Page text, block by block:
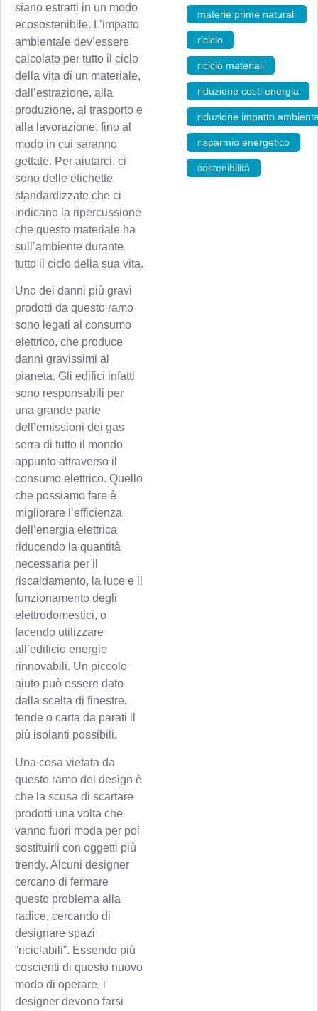
siano estratti in un modo
ecosostenibile. L’impatto
ambientale dev’essere
calcolato per tutto il ciclo
della vita di un materiale,
dall’estrazione, alla
produzione, al trasporto e
alla lavorazione, fino al
modo in cui saranno
gettate. Per aiutarci, ci
sono delle etichette
standardizzate che ci
indicano la ripercussione
che questo materiale ha
sull’ambiente durante
tutto il ciclo della sua vita.
Uno dei danni più gravi
prodotti da questo ramo
sono legati al consumo
elettrico, che produce
danni gravissimi al
pianeta. Gli edifici infatti
sono responsabili per
una grande parte
dell’emissioni dei gas
serra di tutto il mondo
appunto attraverso il
consumo elettrico. Quello
che possiamo fare è
migliorare l’efficienza
dell’energia elettrica
riducendo la quantità
necessaria per il
riscaldamento, la luce e il
funzionamento degli
elettrodomestici, o
facendo utilizzare
all’edificio energie
rinnovabili. Un piccolo
aiuto può essere dato
dalla scelta di finestre,
tende o carta da parati il
più isolanti possibili.
Una cosa vietata da
questo ramo del design è
che la scusa di scartare
prodotti una volta che
vanno fuori moda per poi
sostituirli con oggetti più
trendy. Alcuni designer
cercano di fermare
questo problema alla
radice, cercando di
designare spazi
“riciclabili”. Essendo più
coscienti di questo nuovo
modo di operare, i
designer devono farsi
materie prime naturali
riciclo
riciclo materiali
riduzione costi energia
riduzione impatto
risparmio energetico
sostenibilità